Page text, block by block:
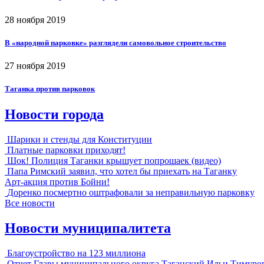
28 ноября 2019
В «народной парковке» разглядели самовольное строительство
27 ноября 2019
Таганка против парковок
Новости города
Шарики и стенды для Конституции
Платные парковки приходят!
Шок! Полиция Таганки крышует попрошаек (видео)
Папа Римский заявил, что хотел бы приехать на Таганку
Арт-акция против Бойни!
Доренко посмертно оштрафовали за неправильную парковку
Все новости
Новости муниципалитета
Благоустройство на 123 миллиона